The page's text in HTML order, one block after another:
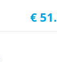
€